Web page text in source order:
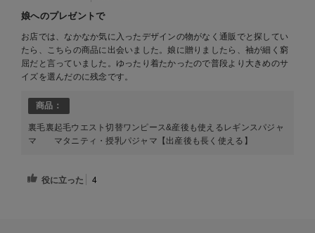
娘へのプレゼントで
お店では、なかなか気に入ったデザインの物がなく通販でと探してい
たら、こちらの商品に出会いました。娘に贈りましたら、袖が細く窮
屈だと言っていました。ゆったり着たかったので普段より大きめのサ
イズを選んだのに残念です。
商品：
裏毛裏起毛ウエスト切替ワンピース&産後も使えるレギンスパジャ
マ マタニティ・授乳パジャマ【出産後も長く使える】
役に立った 4